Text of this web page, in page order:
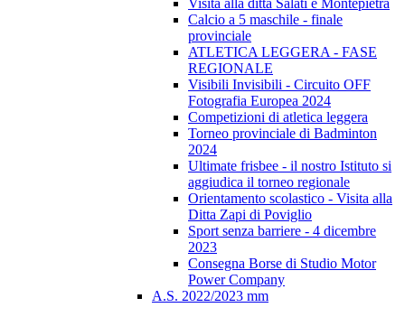
Visita alla ditta Salati e Montepietra
Calcio a 5 maschile - finale
provinciale
ATLETICA LEGGERA - FASE
REGIONALE
Visibili Invisibili - Circuito OFF
Fotografia Europea 2024
Competizioni di atletica leggera
Torneo provinciale di Badminton
2024
Ultimate frisbee - il nostro Istituto si
aggiudica il torneo regionale
Orientamento scolastico - Visita alla
Ditta Zapi di Poviglio
Sport senza barriere - 4 dicembre
2023
Consegna Borse di Studio Motor
Power Company
A.S. 2022/2023 mm